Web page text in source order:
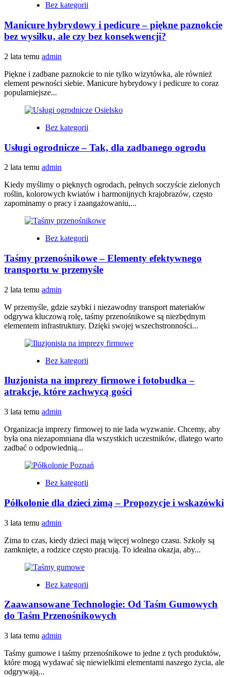
Bez kategorii
Manicure hybrydowy i pedicure – piękne paznokcie
bez wysiłku, ale czy bez konsekwencji?
2 lata temu admin
Piękne i zadbane paznokcie to nie tylko wizytówka, ale również
element pewności siebie. Manicure hybrydowy i pedicure to coraz
popularniejsze...
Bez kategorii
Usługi ogrodnicze – Tak, dla zadbanego ogrodu
2 lata temu admin
Kiedy myślimy o pięknych ogrodach, pełnych soczyście zielonych
roślin, kolorowych kwiatów i harmonijnych krajobrazów, często
zapominamy o pracy i zaangażowaniu,...
Bez kategorii
Taśmy przenośnikowe – Elementy efektywnego
transportu w przemyśle
2 lata temu admin
W przemyśle, gdzie szybki i niezawodny transport materiałów
odgrywa kluczową rolę, taśmy przenośnikowe są niezbędnym
elementem infrastruktury. Dzięki swojej wszechstronności...
Bez kategorii
Iluzjonista na imprezy firmowe i fotobudka –
atrakcje, które zachwycą gości
3 lata temu admin
Organizacja imprezy firmowej to nie lada wyzwanie. Chcemy, aby
była ona niezapomniana dla wszystkich uczestników, dlatego warto
zadbać o odpowiednią...
Bez kategorii
Półkolonie dla dzieci zimą – Propozycje i wskazówki
3 lata temu admin
Zima to czas, kiedy dzieci mają więcej wolnego czasu. Szkoły są
zamknięte, a rodzice często pracują. To idealna okazja, aby...
Bez kategorii
Zaawansowane Technologie: Od Taśm Gumowych
do Taśm Przenośnikowych
3 lata temu admin
Taśmy gumowe i taśmy przenośnikowe to jedne z tych produktów,
które mogą wydawać się niewielkimi elementami naszego życia, ale
odgrywają...